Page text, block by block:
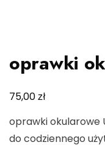
oprawki
75,00zł
oprawki okularowe
do codziennego